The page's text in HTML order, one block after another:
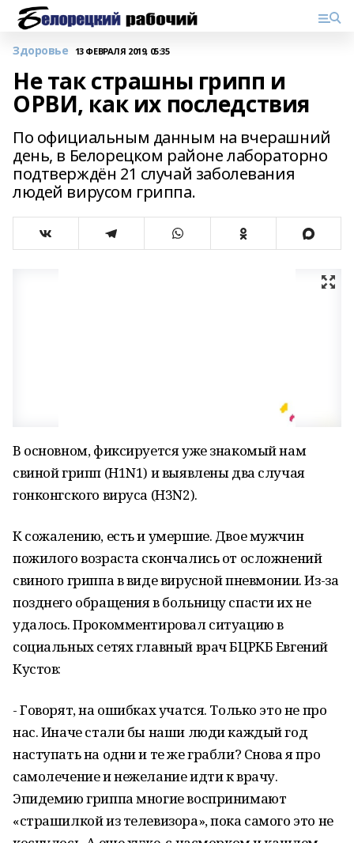
Здоровье 13 ФЕВРАЛЯ 2019, 05:35
Не так страшны грипп и
ОРВИ, как их последствия
По официальным данным на вчерашний
день, в Белорецком районе лабораторно
подтверждён 21 случай заболевания
людей вирусом гриппа.
В основном, фиксируется уже знакомый нам
свиной грипп (H1N1) и выявлены два случая
гонконгского вируса (H3N2).
К сожалению, есть и умершие. Двое мужчин
пожилого возраста скончались от осложнений
свиного гриппа в виде вирусной пневмонии. Из-за
позднего обращения в больницу спасти их не
удалось. Прокомментировал ситуацию в
социальных сетях главный врач БЦРКБ Евгений
Кустов:
- Говорят, на ошибках учатся. Только это не про
нас. Иначе стали бы наши люди каждый год
наступать на одни и те же грабли? Снова я про
самолечение и нежелание идти к врачу.
Эпидемию гриппа многие воспринимают
«страшилкой из телевизора», пока самого это не